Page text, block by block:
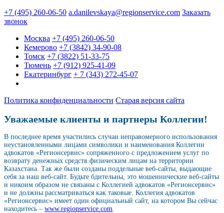
+7 (495) 260-06-50 a.danilevskaya@regionservice.com Заказать
звонок
Москва +7 (495) 260-06-50
Кемерово +7 (3842) 34-90-08
Томск +7 (3822) 51-33-75
Тюмень +7 (912) 925-41-09
Екатеринбург + 7 (343) 272-45-07
Политика конфиденциальности Старая версия сайта
Уважаемые клиенты и партнеры Коллегии!
В последнее время участились случаи неправомерного использования
неустановленными лицами символики и наименования Коллегии
адвокатов «Регионсервис» сопряженного с предложением услуг по
возврату денежных средств физическим лицам на территории
Казахстана. Так же были созданы поддельные веб-сайты, выдающие
себя за наш веб-сайт. Будьте бдительны, это мошеннические веб-сайты
и никоим образом не связаны с Коллегией адвокатов «Регионсервис»
и не должны рассматриваться как таковые. Коллегия адвокатов
«Регионсервис» имеет один официальный сайт, на котором Вы сейчас
находитесь – www.regionservice.com